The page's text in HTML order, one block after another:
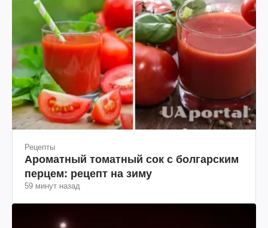
Рецепты
Ароматный томатный сок с болгарским
перцем: рецепт на зиму
59 минут назад